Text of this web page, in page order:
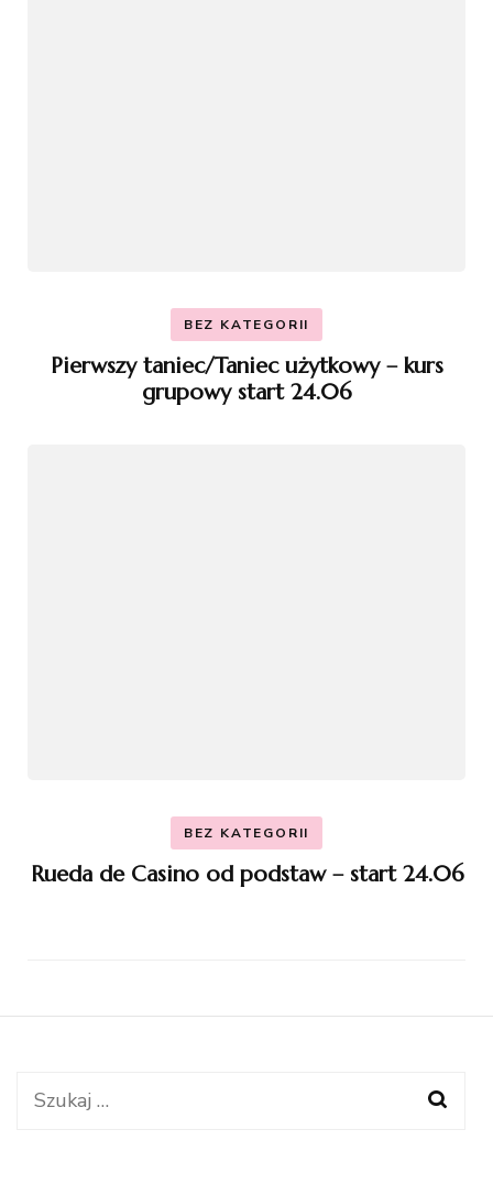
BEZ KATEGORII
Pierwszy taniec/Taniec użytkowy – kurs
grupowy start 24.06
BEZ KATEGORII
Rueda de Casino od podstaw – start 24.06
Szukaj: